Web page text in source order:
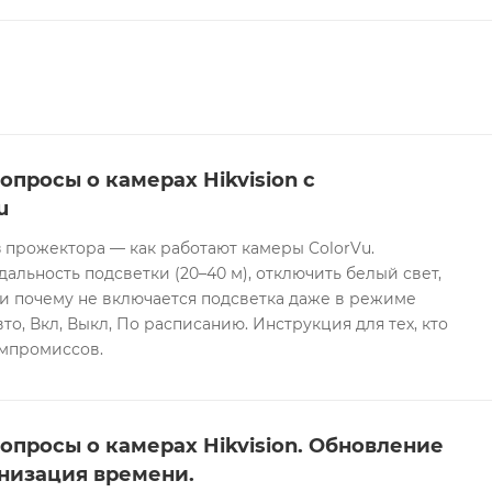
обучения (Deep Learning) камера выполняет
8.5 Вт) через коаксиальный разъем Ø 5.5 мм с
Class 3, макс. 11 Вт). Корпус и крышка устройства
г. Камера работает в температурном диапазоне от -30
стандартам защиты IP67 и NEMA 4X, что
о камерах Hikvision с
— как работают камеры ColorVu.
подсветки (20–40 м), отключить белый свет,
почему не включается подсветка даже в режиме
Вкл, Выкл, По расписанию. Инструкция для тех, кто
о камерах Hikvision. Обновление
времени.